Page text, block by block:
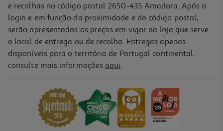
Coloração Olia Garnier Castanho 4.0
e recolhas no código postal 2650-435 Amadora. Após o
login e em função da proximidade e do código postal,
serão apresentados os preços em vigor na loja que serve
o local de entrega ou de recolha. Entregas apenas
disponíveis para o território de Portugal continental,
consulte mais informações aqui.